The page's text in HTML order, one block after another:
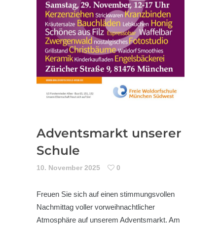
Adventsmarkt unserer
Schule
10. November 2025 0
Freuen Sie sich auf einen stimmungsvollen
Nachmittag voller vorweihnachtlicher
Atmosphäre auf unserem Adventsmarkt. Am